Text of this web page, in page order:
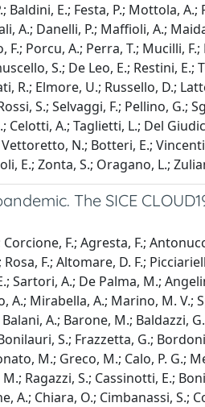
Baldini, E.; Festa, P.; Mottola,
Danelli, P.; Maffioli, A.;
Porcu, A.; Perra, T.; Mucilli,
S.; De Leo, E.; Restini,
Elmore, U.; Russello, D.;
S.; Selvaggi, F.; Pellino, G.;
A.; Taglietti, L.; Del
N.; Botteri, E.;
E.; Zonta, S.; Oragano, L.;
The SICE
F.; Agresta, F.;
F.; Altomare, D. F.;
A.; De Palma, M.;
Mirabella, A.; Marino, M. V.;
A.; Barone, M.; Baldazzi,
S.; Frazzetta, G.;
M.; Greco, M.; Calo, P. G.;
Ragazzi, S.; Cassinotti, E.;
Chiara, O.; Cimbanassi, S.;